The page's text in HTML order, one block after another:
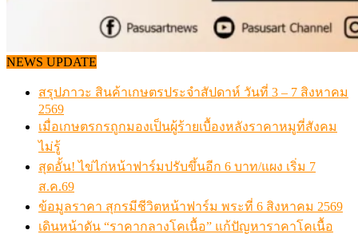
NEWS UPDATE
สรุปภาวะ สินค้าเกษตรประจำสัปดาห์ วันที่ 3 – 7 สิงหาคม
2569
เมื่อเกษตรกรถูกมองเป็นผู้ร้ายเบื้องหลังราคาหมูที่สังคม
ไม่รู้
สุดอั้น! ไข่ไก่หน้าฟาร์มปรับขึ้นอีก 6 บาท/แผง เริ่ม 7
ส.ค.69
ข้อมูลราคา สุกรมีชีวิตหน้าฟาร์ม พระที่ 6 สิงหาคม 2569
เดินหน้าดัน “ราคากลางโคเนื้อ” แก้ปัญหาราคาโคเนื้อ